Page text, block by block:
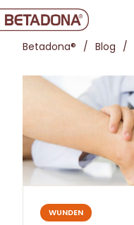
Betadona® Blog
WUNDEN